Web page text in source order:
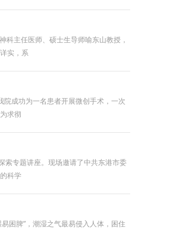
主任医师、硕士生导师喻东山教授，
实，系
成功为一名患者开展微创手术，一次
求彻
索专题讲座。现场邀请了中共东港市委
科学
困脾”，潮湿之气最易侵入人体，困住